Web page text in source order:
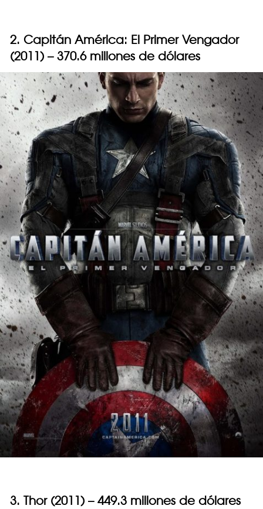
2. Capitán América: El Primer Vengador
(2011) – 370.6 millones de dólares
3. Thor (2011) – 449.3 millones de dólares